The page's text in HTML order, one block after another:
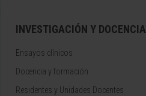
INVESTIGACIÓN Y DOCENCIA
Ensayos clínicos
Docencia y formación
Residentes y Unidades Docentes